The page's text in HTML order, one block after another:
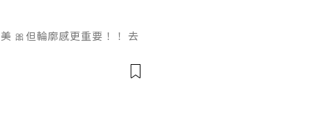
🎀但輪廓感更重要！！ 去